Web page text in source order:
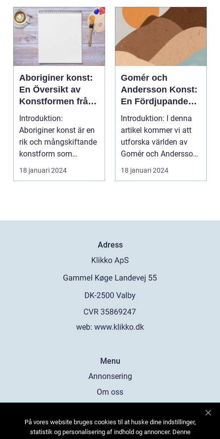
Aboriginer konst:
En Översikt av
Konstformen från
Australiens
Urinvånare
Introduktion:
Aboriginer konst är en
rik och mångskiftande
konstform som
härstammar från
Australiens...
18 januari 2024
Gomér och
Andersson Konst:
En Fördjupande
Översikt
Introduktion: I denna
artikel kommer vi att
utforska världen av
Gomér och Andersson
konst, dess olik...
18 januari 2024
Adress
web: www.klikko.dk
Menu
Annonsering
Om oss
Kontakta oss
På vores website bruges cookies til at huske dine indstillinger,
statistik og personalisering af indhold og annoncer. Denne